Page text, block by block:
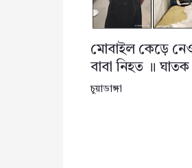
মোবাইল কেড়ে
বাবা নিহত ॥
চুয়াডাঙ্গা